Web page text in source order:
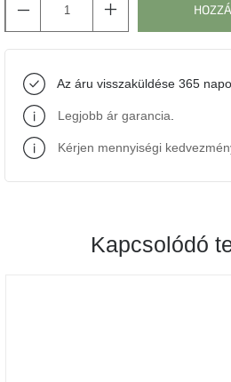
Tenzo
Ame
Yens
Szezonális
Az áru visszaküldése 365
Legjobb ár garancia
Kérjen mennyiségi
Kapcsolódó